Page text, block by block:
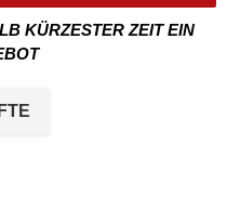
KÜRZESTER ZEIT EIN